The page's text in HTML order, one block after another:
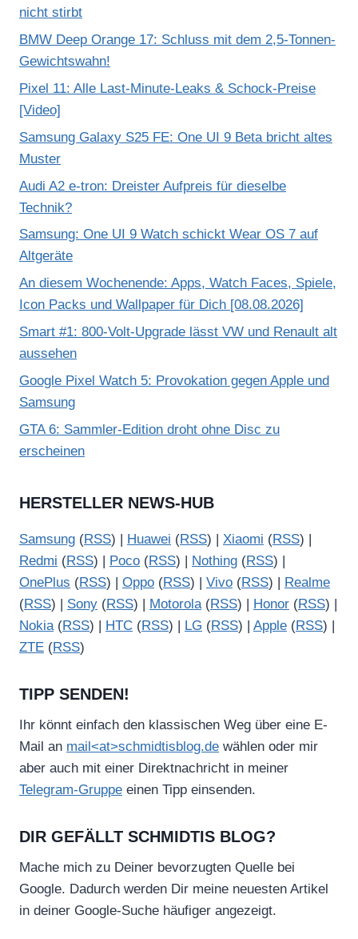
nicht stirbt
BMW Deep Orange 17: Schluss mit dem 2,5-Tonnen-
Gewichtswahn!
Pixel 11: Alle Last-Minute-Leaks & Schock-Preise
[Video]
Samsung Galaxy S25 FE: One UI 9 Beta bricht altes
Muster
Audi A2 e-tron: Dreister Aufpreis für dieselbe
Technik?
Samsung: One UI 9 Watch schickt Wear OS 7 auf
Altgeräte
An diesem Wochenende: Apps, Watch Faces, Spiele,
Icon Packs und Wallpaper für Dich [08.08.2026]
Smart #1: 800-Volt-Upgrade lässt VW und Renault alt
aussehen
Google Pixel Watch 5: Provokation gegen Apple und
Samsung
GTA 6: Sammler-Edition droht ohne Disc zu
erscheinen
HERSTELLER NEWS-HUB
Samsung (RSS) | Huawei (RSS) | Xiaomi (RSS) |
Redmi (RSS) | Poco (RSS) | Nothing (RSS) |
OnePlus (RSS) | Oppo (RSS) | Vivo (RSS) |
Realme
(RSS) | Sony (RSS) | Motorola(RSS) | Honor (RSS) |
Nokia(RSS) | HTC (RSS) | LG (RSS) | Apple (RSS) |
ZTE (RSS)
TIPP SENDEN!
Ihr könnt einfach den klassischen Weg über eine E-
Mail an mail<at>schmidtisblog.de wählen oder mir
aber auch mit einer Direktnachricht in meiner
Telegram-Gruppe einen Tipp einsenden.
DIR GEFÄLLT SCHMIDTIS BLOG?
Mache mich zu Deiner bevorzugten Quelle bei
Google. Dadurch werden Dir meine neuesten Artikel
in deiner Google-Suche häufiger angezeigt.